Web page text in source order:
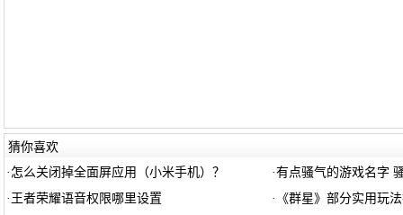
猜你喜欢
· 怎么关闭掉全面屏应用（小米手机）？ ·有点骚气的游戏名字
· 王者荣耀语音权限哪里设置 · 《群星》部分实用玩